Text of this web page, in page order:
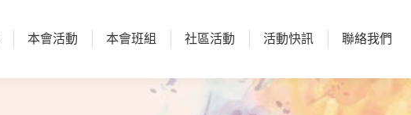
本會活動 本會班組 社區活動 活動快訊 聯絡我們
本會活動 本會班組 社區活動 活動快訊 聯絡我們